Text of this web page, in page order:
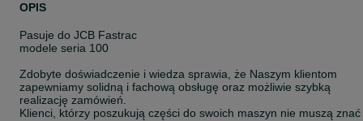
OPIS
Pasuje do JCB Fastrac
modele seria 100
Zdobyte doświadczenie i wiedza sprawia, że Naszym klientom
zapewniamy solidną i fachową obsługę oraz możliwie szybką
realizację zamówień.
Klienci, którzy poszukują części do swoich maszyn nie muszą znać